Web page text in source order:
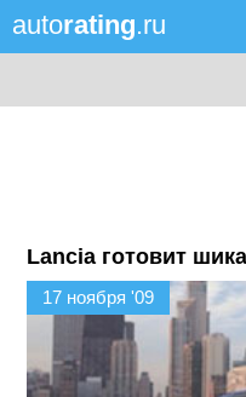
autorating.ru
Lancia готовит
17 ноября '09